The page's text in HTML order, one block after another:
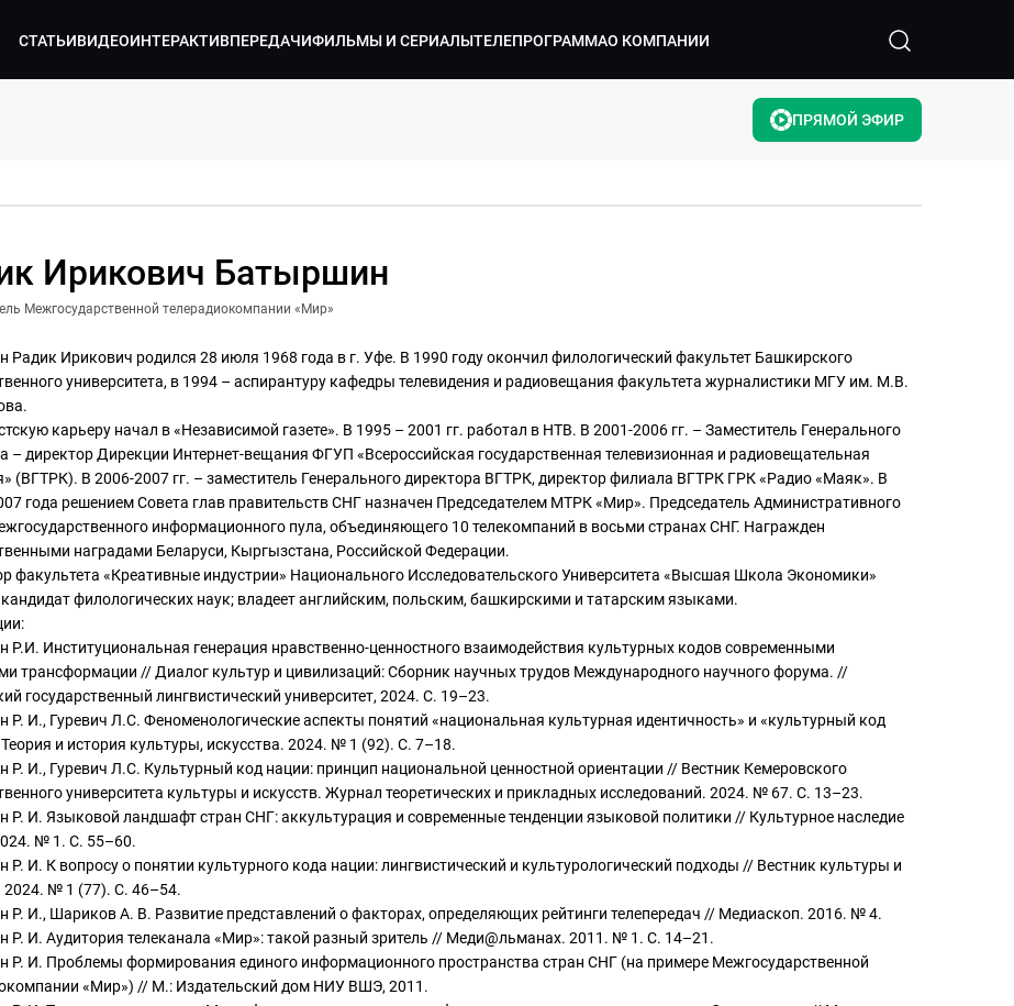
СТАТЬИВИДЕОИНТЕРАКТИВПЕРЕДАЧИФИЛЬМЫ И СЕРИАЛЫТЕЛЕПРОГРАММАО КОМПАНИИ
ПРЯМОЙ ЭФИР
Ирикович Батыршин
Межгосударственной телерадиокомпании «Мир»
Радик Ирикович родился 28 июля 1968 года в г. Уфе. В 1990 году окончил филологический факультет Башкирского
университета, в 1994 – аспирантуру кафедры телевидения и радиовещания факультета журналистики МГУ им. М.В.
карьеру начал в «Независимой газете». В 1995 – 2001 гг. работал в НТВ. В 2001-2006 гг. – Заместитель Генерального
– директор Дирекции Интернет-вещания ФГУП «Всероссийская государственная телевизионная и радиовещательная
(ВГТРК). В 2006-2007 гг. – заместитель Генерального директора ВГТРК, директор филиала ВГТРК ГРК «Радио «Маяк». В
года решением Совета глав правительств СНГ назначен Председателем МТРК «Мир». Председатель Административного
информационного пула, объединяющего 10 телекомпаний в восьми странах СНГ. Награжден
наградами Беларуси, Кыргызстана, Российской Федерации.
факультета «Креативные индустрии» Национального Исследовательского Университета «Высшая Школа Экономики»
филологических наук; владеет английским, польским, башкирскими и татарским языками.
Р.И. Институциональная генерация нравственно-ценностного взаимодействия культурных кодов современными
трансформации // Диалог культур и цивилизаций: Сборник научных трудов Международного научного форума. //
государственный лингвистический университет, 2024. С. 19–23.
Р. И., Гуревич Л.С. Феноменологические аспекты понятий «национальная культурная идентичность» и «культурный код
и история культуры, искусства. 2024. № 1 (92). С. 7–18.
Р. И., Гуревич Л.С. Культурный код нации: принцип национальной ценностной ориентации // Вестник Кемеровского
университета культуры и искусств. Журнал теоретических и прикладных исследований. 2024. № 67. С. 13–23.
Р. И. Языковой ландшафт стран СНГ: аккультурация и современные тенденции языковой политики // Культурное наследие
№ 1. С. 55–60.
Р. И. К вопросу о понятии культурного кода нации: лингвистический и культурологический подходы // Вестник культуры и
2024. № 1 (77). С. 46–54.
Р. И., Шариков А. В. Развитие представлений о факторах, определяющих рейтинги телепередач // Медиаскоп. 2016. № 4.
Р. И. Аудитория телеканала «Мир»: такой разный зритель // Меди@льманах. 2011. № 1. С. 14–21.
Р. И. Проблемы формирования единого информационного пространства стран СНГ (на примере Межгосударственной
«Мир») // М.: Издательский дом НИУ ВШЭ, 2011.